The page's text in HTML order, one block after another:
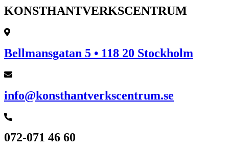
KONSTHANTVERKSCENTRUM
Bellmansgatan 5 • 118 20 Stockholm
info@konsthantverkscentrum.se
072-071 46 60